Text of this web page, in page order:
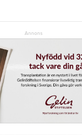
Annons